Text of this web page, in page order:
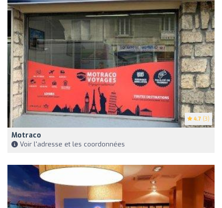
4.7 (3)
Motraco
Voir l'adresse et les coordonnées